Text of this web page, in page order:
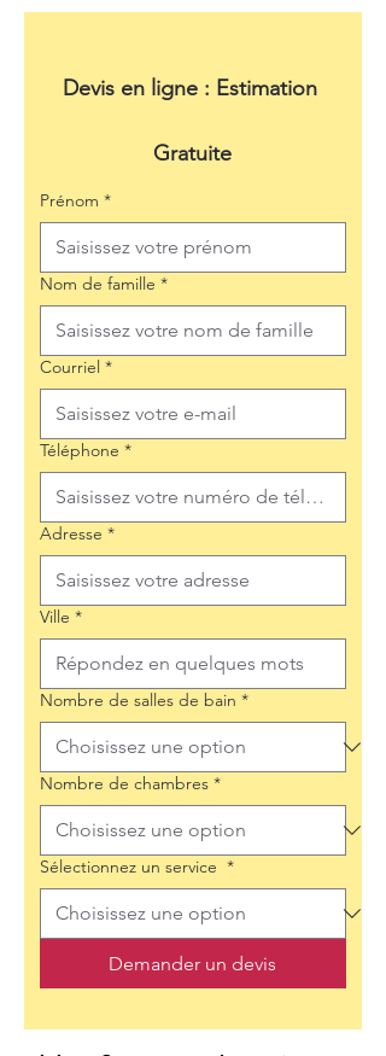
Devis en ligne : Estimation
Gratuite
Prénom *
Nom de famille *
Courriel *
Téléphone *
Adresse *
Ville *
Nombre de salles de bain *
Nombre de chambres *
Sélectionnez un service *
Demander un devis